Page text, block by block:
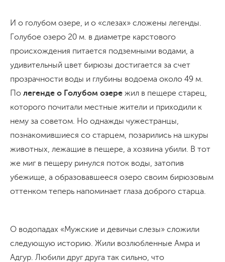
И о голубом озере, и о «слезах» сложены легенды.
Голубое озеро 20 м. в диаметре карстового
происхождения питается подземными водами, а
удивительный цвет бирюзы достигается за счет
прозрачности воды и глубины водоема около 49 м.
По легенде о Голубом озере жил в пещере старец,
которого почитали местные жители и приходили к
нему за советом. Но однажды чужестранцы,
познакомившиеся со старцем, позарились на шкуры
животных, лежащие в пещере, а хозяина убили. В тот
же миг в пещеру ринулся поток воды, затопив
убежище, а образовавшееся озеро своим бирюзовым
оттенком теперь напоминает глаза доброго старца.
О водопадах «Мужские и девичьи слезы» сложили
следующую историю. Жили возлюбленные Амра и
Адгур. Любили друг друга так сильно, что